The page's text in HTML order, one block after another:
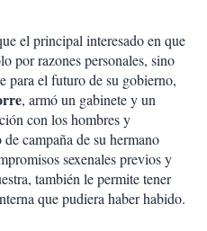
el principal interesado en que
por razones personales, sino
para el futuro de su gobierno,
, armó un gabinete y un
con los hombres y
campaña de su hermano
sexenales previos y
también le permite tener
que pudiera haber habido.